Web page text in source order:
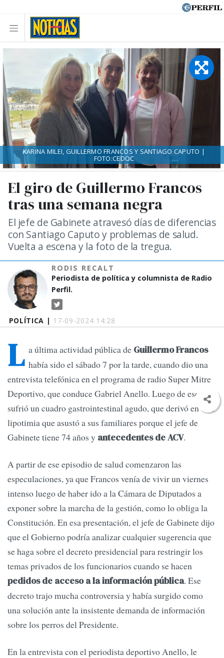
POLÍTICA | 17-09-2024 14:28
El giro de Guillermo Francos
tras una semana negra
El jefe de Gabinete atravesó días de diferencias
con Santiago Caputo y problemas de salud.
Vuelta a escena y la foto de la tregua.
RODIS RECALT
Periodista de política y columnista de Radio
Perfil.
KARINA MILEI, GUILLERMO FRANCOS Y SANTIAGO CAPUTO |
FOTO:CEDOC
L a última actividad pública de Guillermo Francos
había sido el sábado 7 por la tarde, cuando dio una
entrevista telefónica en el programa de radio Super Mitre
Deportivo, que conduce Gabriel Anello. Luego de eso
sufrió un cuadro gastrointestinal agudo, que derivó en una
lipotimia que asustó a sus familiares porque el jefe de
Gabinete tiene 74 años y antecedentes de ACV.
A partir de ese episodio de salud comenzaron las
especulaciones, ya que Francos venía de vivir un viernes
intenso luego de haber ido a la Cámara de Diputados a
exponer sobre la marcha de la gestión, como lo obliga la
Constitución. En esa presentación, el jefe de Gabinete dijo
que el Gobierno podría analizar cualquier sugerencia que
se haga sobre el decreto presidencial para restringir los
temas privados de los funcionarios cuando se hacen
pedidos de acceso a la información pública. Ese
decreto trajo mucha controversia y había surgido como
una solución ante la insistente demanda de información
sobre los perros del Presidente.
En la entrevista con el periodista deportivo Anello, le